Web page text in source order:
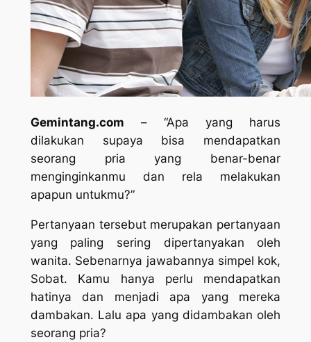
Gemintang.com – “Apa yang harus
dilakukan supaya bisa mendapatkan
seorang pria yang benar-benar
menginginkanmu dan rela melakukan
apapun untukmu?”
Pertanyaan tersebut merupakan pertanyaan
yang paling sering dipertanyakan oleh
wanita. Sebenarnya jawabannya simpel kok,
Sobat. Kamu hanya perlu mendapatkan
hatinya dan menjadi apa yang mereka
dambakan. Lalu apa yang didambakan oleh
seorang pria?